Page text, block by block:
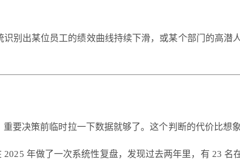
别出某位员工的绩效曲线持续下滑，或某个部门的高潜
要决策前临时拉一下数据就够了。这个判断的代价比想象
年做了一次系统性复盘，发现过去两年里，有 23